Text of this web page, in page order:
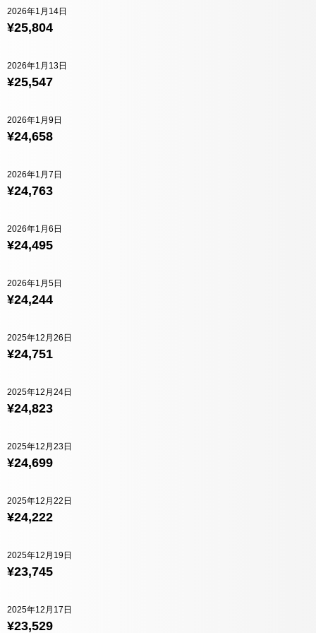
¥25,804
2026年1月14日
¥25,547
2026年1月13日
¥24,658
2026年1月9日
¥24,763
2026年1月7日
¥24,495
2026年1月6日
¥24,244
2026年1月5日
¥24,751
2025年12月26日
¥24,823
2025年12月24日
¥24,699
2025年12月23日
¥24,222
2025年12月22日
¥23,745
2025年12月19日
¥23,529
2025年12月17日